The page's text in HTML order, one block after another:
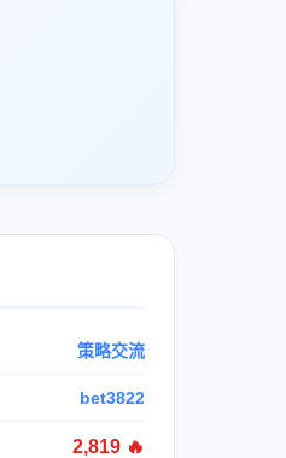
策略交流
bet3822
2,819 🔥